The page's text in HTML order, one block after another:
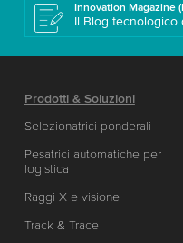
Innovation Magazine
Il Blog tecnologico
Prodotti & Soluzioni
Selezionatrici ponderali
Pesatrici automatiche per
logistica
Raggi X e visione
Track & Trace